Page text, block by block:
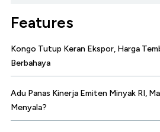
Features
Kongo Tutup Keran Ekspor, Harga
Berbahaya
Adu Panas Kinerja Emiten Minyak RI,
Menyala?